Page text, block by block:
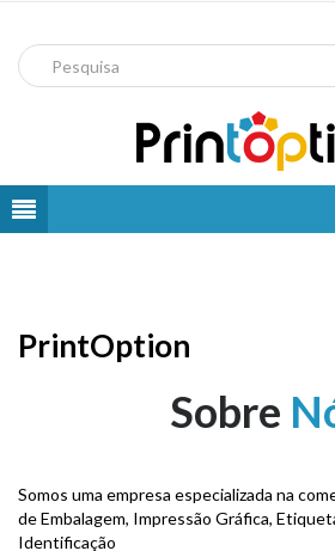
PrintOption
Sobre
Somos uma empresa especializada na
de Embalagem, Impressão Gráfica,
Identificação